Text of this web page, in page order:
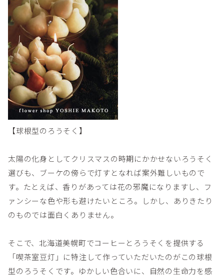
【球根型のろうそく】
太陽の化身としてクリスマスの時期にかかせないろうそく
選びも、ブーケの傍らで灯すとなれば案外難しいもので
す。たとえば、香りがあっては花の邪魔になりますし、フ
ァンシーな色や形も避けたいところ。しかし、ありきたり
のものでは面白くありません。
そこで、北海道美幌町でコーヒーとろうそくを提供する
「喫茶室豆灯」に特注して作っていただいたのがこの球根
型のろうそくです。ゆかしい色合いに、自然の生命力を感